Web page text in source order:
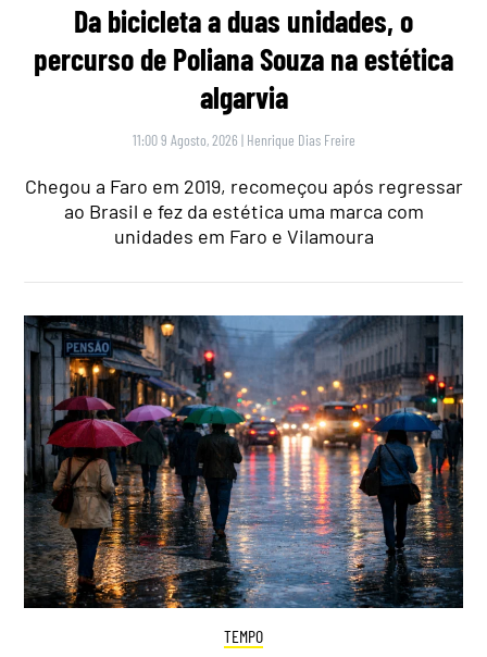
Da bicicleta a duas unidades, o
percurso de Poliana Souza na estética
algarvia
11:00 9 Agosto, 2026 | Henrique Dias Freire
Chegou a Faro em 2019, recomeçou após regressar
ao Brasil e fez da estética uma marca com
unidades em Faro e Vilamoura
TEMPO